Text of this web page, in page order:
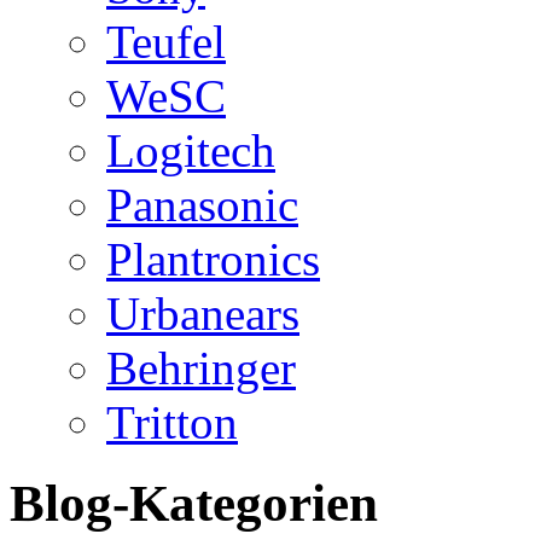
Teufel
WeSC
Logitech
Panasonic
Plantronics
Urbanears
Behringer
Tritton
Blog-Kategorien